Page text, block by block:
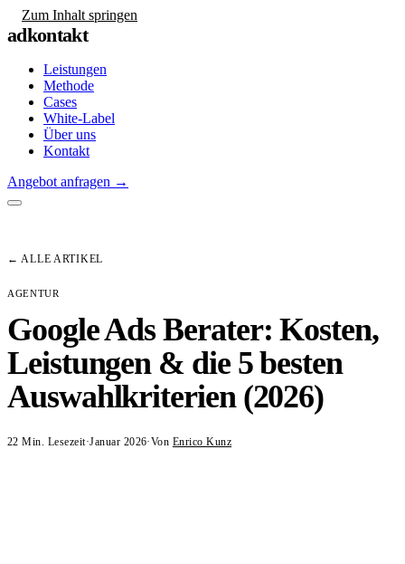
Zum Inhalt springen
adkontakt
Leistungen
Methode
Cases
White-Label
Über uns
Kontakt
Angebot anfragen →
← ALLE ARTIKEL
AGENTUR
Google Ads Berater: Kosten,
Leistungen & die 5 besten
Auswahlkriterien (2026)
22 Min. Lesezeit·Januar 2026·Von Enrico Kunz